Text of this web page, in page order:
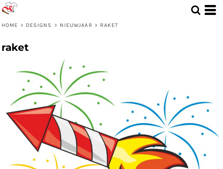
HOME > DESIGNS > NIEUWJAAR > RAKET
raket